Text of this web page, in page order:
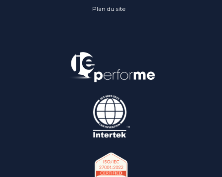
Plan du site